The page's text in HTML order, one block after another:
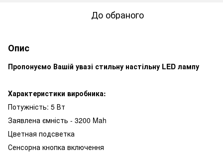
До обраного
Опис
Пропонуємо Вашій увазі стильну настільну LED лампу
Характеристики виробника:
Потужність: 5 Вт
Заявлена ємність - 3200 Mah
Цветная подсветка
Сенсорна кнопка включення